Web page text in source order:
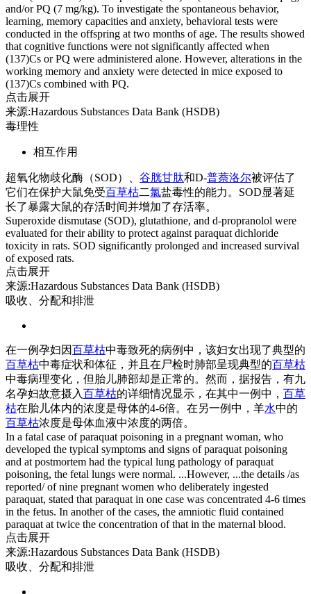
and/or PQ (7 mg/kg). To investigate the spontaneous behavior,
learning, memory capacities and anxiety, behavioral tests were
conducted in the offspring at two months of age. The results showed
that cognitive functions were not significantly affected when
(137)Cs or PQ were administered alone. However, alterations in the
working memory and anxiety were detected in mice exposed to
(137)Cs combined with PQ.
点击展开
来源:Hazardous Substances Data Bank (HSDB)
毒理性
相互作用
超氧化物歧化酶（SOD）、 谷胱甘肽和D-普萘洛尔被评估了
它们在保护大鼠免受百草枯二氯盐毒性的能力。SOD显著延
长了暴露大鼠的存活时间并增加了存活率。
Superoxide dismutase (SOD), glutathione, and d-propranolol were
evaluated for their ability to protect against paraquat dichloride
toxicity in rats. SOD significantly prolonged and increased survival
of exposed rats.
点击展开
来源:Hazardous Substances Data Bank (HSDB)
吸收、分配和排泄
在一例孕妇因百草枯中毒致死的病例中，该妇女出现了典型的
百草枯中毒症状和体征，并且在尸检时肺部呈现典型的百草枯
中毒病理变化，但胎儿肺部却是正常的。然而，据报告，有九
名孕妇故意摄入百草枯的详细情况显示，在其中一例中， 百草
枯在胎儿体内的浓度是母体的4-6倍。在另一例中，羊水中的
百草枯浓度是母体血液中浓度的两倍。
In a fatal case of paraquat poisoning in a pregnant woman, who
developed the typical symptoms and signs of paraquat poisoning
and at postmortem had the typical lung pathology of paraquat
poisoning, the fetal lungs were normal. ...However, ...the details /as
reported/ of nine pregnant women who deliberately ingested
paraquat, stated that paraquat in one case was concentrated 4-6 times
in the fetus. In another of the cases, the amniotic fluid contained
paraquat at twice the concentration of that in the maternal blood.
点击展开
来源:Hazardous Substances Data Bank (HSDB)
吸收、分配和排泄